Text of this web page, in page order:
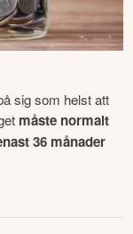
sig som helst att
måste normalt